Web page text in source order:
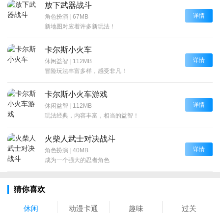
放下武器战斗
角色扮演 | 67MB
新地图对应着许多新玩法！
详情
卡尔斯小火车
休闲益智 | 112MB
冒险玩法丰富多样，感受非凡！
详情
卡尔斯小火车游戏
休闲益智 | 112MB
玩法经典，内容丰富，相当的益智！
详情
火柴人武士对决战斗
角色扮演 | 40MB
成为一个强大的忍者角色
详情
猜你喜欢
休闲 动漫卡通 趣味 过关